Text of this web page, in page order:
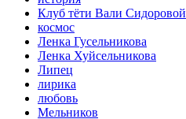
Клуб тёти Вали Сидоровой
космос
Ленка Гусельникова
Ленка Хуйсельникова
Липец
лирика
любовь
Мельников